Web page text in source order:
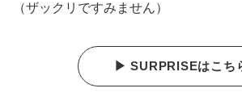
（ザックリですみません）
▶ SURPRISEはこち